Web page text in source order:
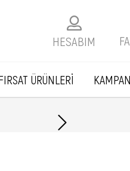
HESABIM
ÜRÜNLERİ